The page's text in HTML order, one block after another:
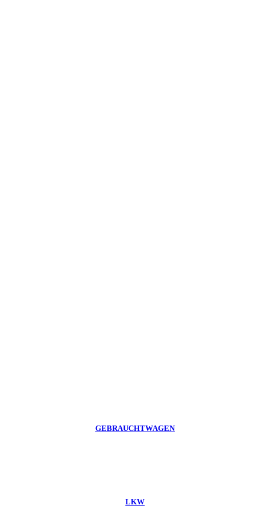
GEBRAUCHTWAGEN
LKW